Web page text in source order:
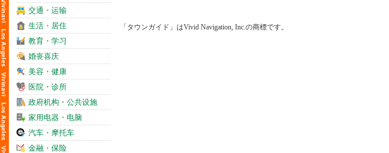
交通・运输
生活・居住
教育・学习
婚丧喜庆
美容・健康
医院・诊所
政府机构・公共设施
家用电器・电脑
汽车・摩托车
金融・保险
「タウンガイド」はVivid Navigation, Inc.の商標です。